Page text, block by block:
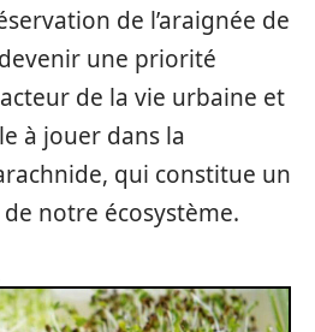
de l’araignée de
une priorité
de la vie urbaine et
à jouer dans la
qui constitue un
notre écosystème.